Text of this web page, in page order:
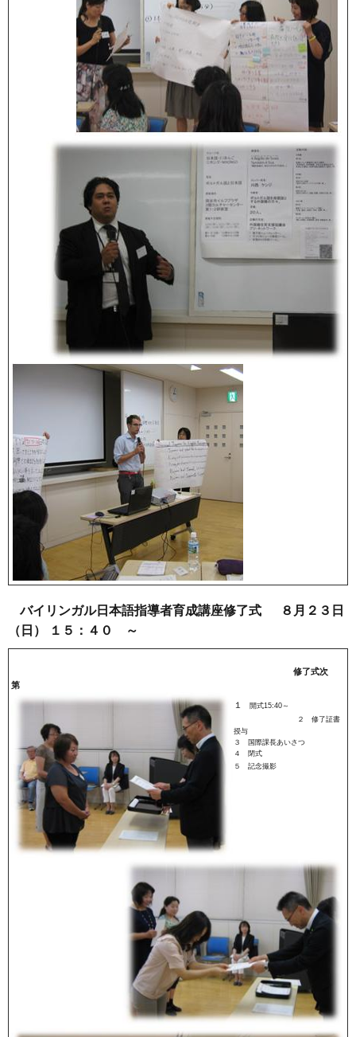
バイリンガル日本語指導者育成講座修了式
８月２３日
（日） １５：４０ ～
修了式次
第
１
開式15:40～
２ 修了証書
授与
３ 国際課長あいさつ
４ 閉式
５ 記念撮影